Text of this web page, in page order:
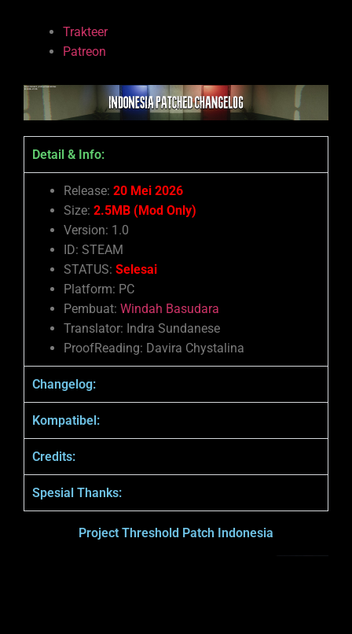
Trakteer
Patreon
Detail & Info:
Release: 20 Mei 2026
Size: 2.5MB (Mod Only)
Version: 1.0
ID: STEAM
STATUS: Selesai
Platform: PC
Pembuat: Windah Basudara
Translator: Indra Sundanese
ProofReading: Davira Chystalina
Changelog:
Kompatibel:
Credits:
Spesial Thanks:
Project Threshold Patch Indonesia